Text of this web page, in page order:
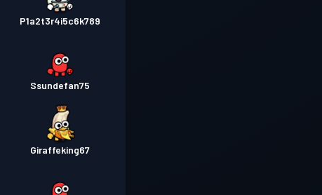
P1a2t3r4i5c6k789
Ssundefan75
Giraffeking67